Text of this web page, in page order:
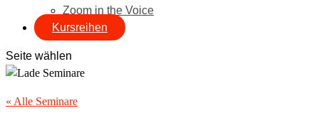
Zoom in the Voice
Kursreihen
Seite wählen
« Alle Seminare